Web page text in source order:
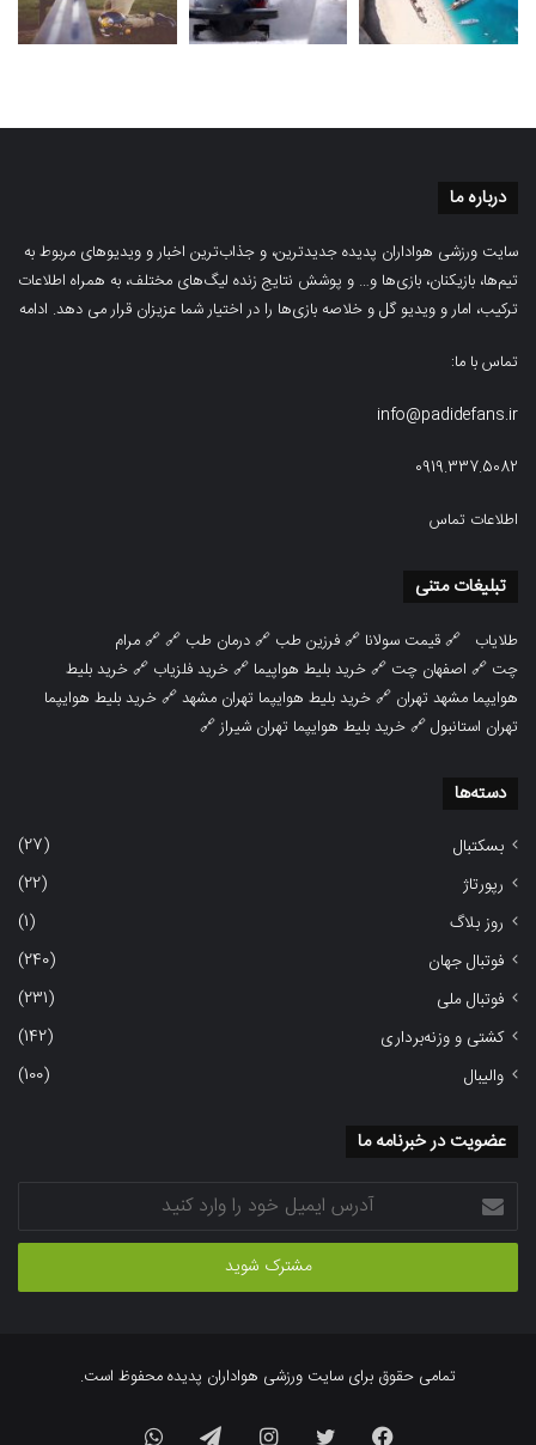
درباره ما
سایت ورزشی هواداران پدیده جدیدترین، و جذاب‌ترین اخبار و ویدیوهای مربوط به
تیم‌ها، بازیکنان، بازی‌ها و… و پوشش نتایج زنده لیگ‌های مختلف، به همراه اطلاعات
ترکیب، امار و ویدیو‌‌ گل‌ و خلاصه بازی‌ها را در اختیار شما عزیزان قرار می دهد. ادامه
تماس با ما:
info@padidefans.ir
0919.337.5082
اطلاعات تماس
تبلیغات متنی
طلایاب 🔗قیمت سولانا 🔗فرزین طب 🔗درمان طب 🔗 🔗مرام
چت 🔗 اصفهان چت 🔗خرید بلیط هواپیما 🔗خرید فلزیاب 🔗خرید بلیط
هوایپما مشهد تهران 🔗خرید بلیط هوایپما تهران مشهد🔗خرید بلیط هوایپما
تهران استانبول🔗خرید بلیط هوایپما تهران شیراز🔗
دسته‌ها
بسکتبال
(27)
رپورتاژ
(22)
روز بلاگ
(1)
فوتبال جهان
(240)
فوتبال ملی
(231)
کشتی و وزنه‌برداری
(142)
والیبال
(100)
عضویت در خبرنامه ما
آدرس
ایمیل
خود
وارد
تمامی حقوق برای سایت ورزشی هواداران پدیده محفوظ است.
فیسبوک توییتر اینستاگرام تلگرام